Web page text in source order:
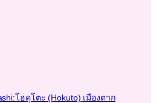
โฮคุโตะ (Hokuto) เมืองตาก